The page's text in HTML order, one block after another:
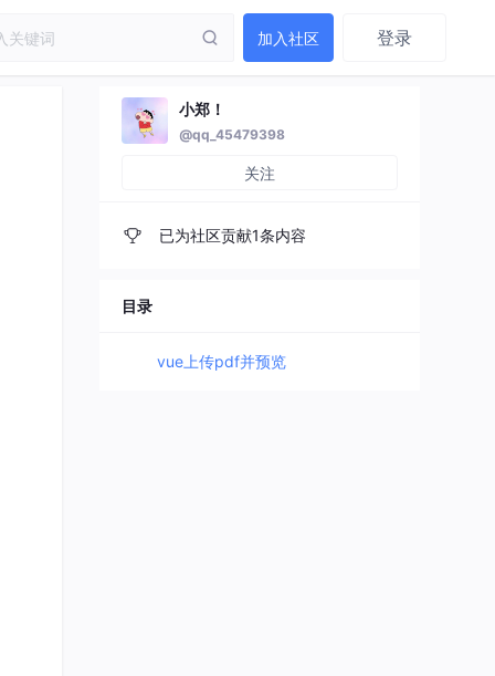
加入社区 登录
小郑！
@qq_45479398
关注
已为社区贡献1条内容
目录
vue上传pdf并预览